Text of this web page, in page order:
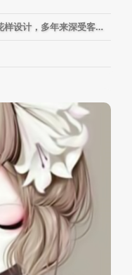
，多年来深受客户喜爱。